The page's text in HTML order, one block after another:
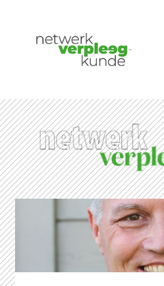
OVER NETWERK VERPLEEGKUNDE
NIEUWS
RUBRIEKEN
EDITIES
VACATURES